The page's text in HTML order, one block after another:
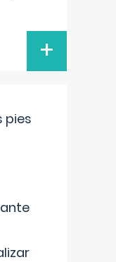
+
pies